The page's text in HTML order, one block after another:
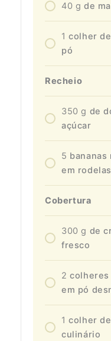
40 g de
1 colher
pó
Recheio
350 g de
açúcar
5 bananas
em rodelas
Cobertura
300 g de
fresco
2 colheres
em pó
1 colher
culinário